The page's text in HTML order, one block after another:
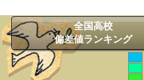
全国高校
偏差値ランキング